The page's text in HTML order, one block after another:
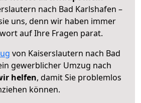
nach Bad Karlshafen –
uns, denn wir haben immer
auf Ihre Fragen parat.
von Kaiserslautern nach Bad
gewerblicher Umzug nach
helfen, damit Sie problemlos
können.